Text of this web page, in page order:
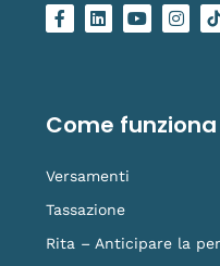
F
a
o
k
L
i
i
n
Y
o
e
I
n
r
a
i
k
Come funziona
Versamenti
Tassazione
Rita – Anticipare la